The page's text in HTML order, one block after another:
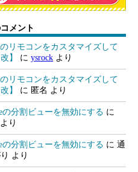
メント
リモコンをカスタマイズして
】
に ysrock より
リモコンをカスタマイズして
】
に 匿名 より
の分割ビューを無効にする に
より
の分割ビューを無効にする に 通
より